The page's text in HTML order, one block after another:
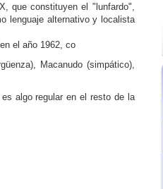
que constituyen el "lunfardo",
lenguaje alternativo y localista
el año 1962, co
Macanudo (simpático),
algo regular en el resto de la